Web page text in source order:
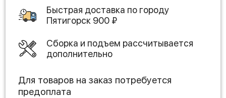
Быстрая доставка по городу
Пятигорск 900 ₽
Сборка и подъем рассчитывается
дополнительно
Для товаров на заказ потребуется
предоплата